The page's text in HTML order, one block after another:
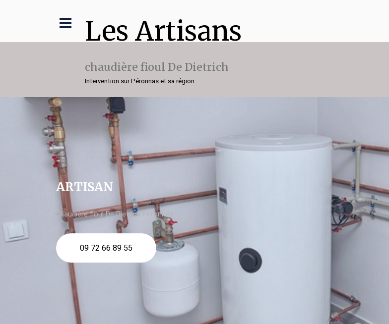
Les Artisans
chaudière fioul De Dietrich
Intervention sur Péronnas et sa région
ARTISAN
chaudière fioul De Dietrich Péronnas
09 72 66 89 55